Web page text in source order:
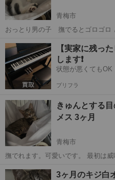
青梅市
おっとり男の子 撫でるとゴロゴロ
ウイルス陰性 飼い主不在確認済み ●里親条件 ・近くにお住まいの方
を優先します。 →青梅...
東京 青梅市 猫 有無
【実家に残っ
します❗️
状態が悪くてもOK
プリフラ
きゅんとする
メス 3ヶ月
青梅市
撫でれます。可愛いです。 最初は
希望の方を優先となります 良好 ウイルス陰性 飼い主不在確認済み ●
東京 青梅市 猫
3ヶ月のキジ白